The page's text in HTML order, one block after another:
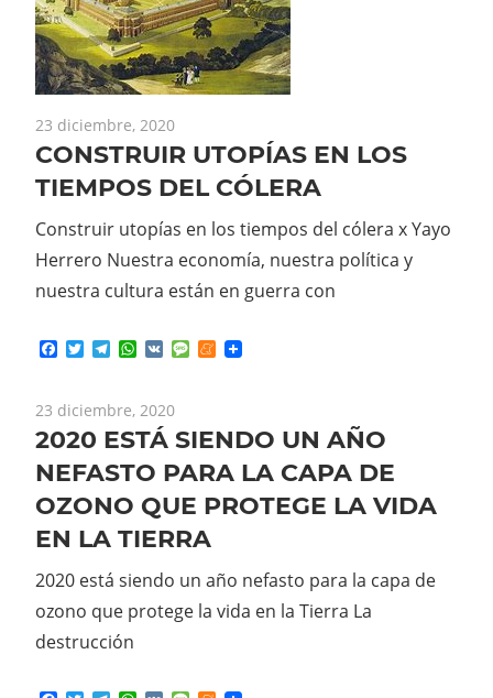
23 diciembre, 2020
CONSTRUIR UTOPÍAS EN LOS
TIEMPOS DEL CÓLERA
Construir utopías en los tiempos del cólera x Yayo
Herrero Nuestra economía, nuestra política y
nuestra cultura están en guerra con
Facebook
TwitterTelegram
WhatsApp
VK MessageMeneame
23 diciembre, 2020
2020 ESTÁ SIENDO UN AÑO
NEFASTO PARA LA CAPA DE
OZONO QUE PROTEGE LA VIDA
EN LA TIERRA
2020 está siendo un año nefasto para la capa de
ozono que protege la vida en la Tierra La
destrucción